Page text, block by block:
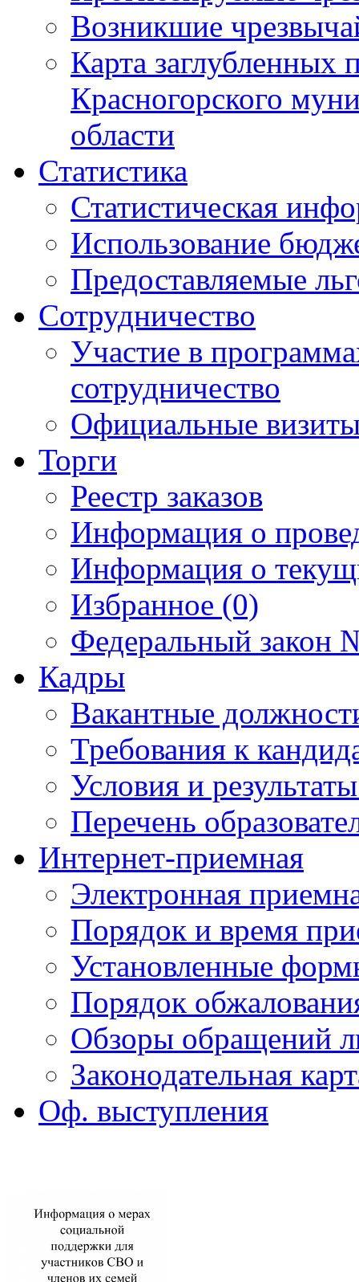
Возникшие
Карта
Красногорского
области
Статистика
Статистическая
Использование
Предоставляемые
Сотрудничество
Участие в
сотрудничество
Официальные
Торги
Реестр заказов
Информация о
Информация о
Избранное (0)
Федеральный закон
Кадры
Вакантные
Требования к
Условия и
Перечень
Интернет-приемная
Электронная
Порядок и время
Установленные
Порядок
Обзоры обращений
Законодательная
Оф. выступления